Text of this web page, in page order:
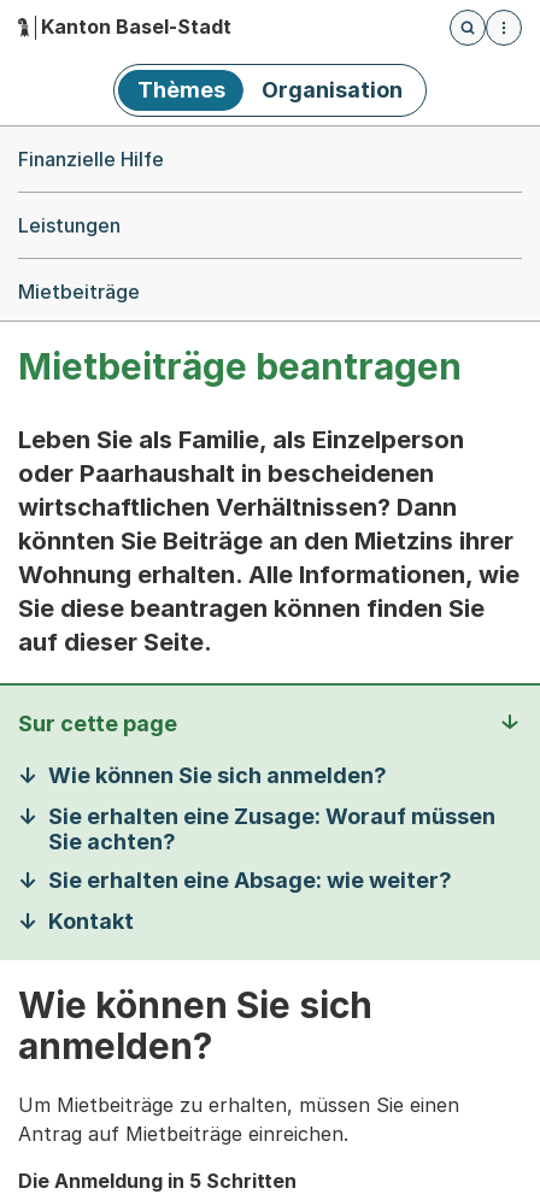
Hauptnavigation
Kanton Basel-Stadt
Öffnet
Thèmes Organisation
Finanzielle Hilfe
Leistungen
Mietbeiträge
Mietbeiträge beantragen
Leben Sie als Familie, als Einzelperson
oder Paarhaushalt in bescheidenen
wirtschaftlichen Verhältnissen? Dann
könnten Sie Beiträge an den Mietzins ihrer
Wohnung erhalten. Alle Informationen, wie
Sie diese beantragen können finden Sie
auf dieser Seite.
Sur cette page
Wie können Sie sich anmelden?
Sie erhalten eine Zusage: Worauf müssen
Sie achten?
Sie erhalten eine Absage: wie weiter?
Kontakt
Wie können Sie sich
anmelden?
Um Mietbeiträge zu erhalten, müssen Sie einen
Antrag auf Mietbeiträge einreichen.
Die Anmeldung in 5 Schritten